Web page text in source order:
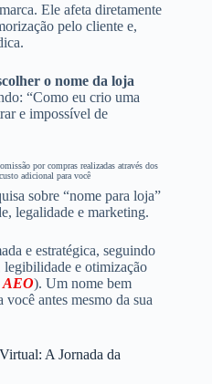
Ele afeta diretamente
pelo cliente e,
o nome da loja
“Como eu crio uma
e impossível de
por compras realizadas através dos
adicional para você
sobre “nome para loja”
legalidade e marketing.
e estratégica, seguindo
legibilidade e otimização
AEO). Um nome bem
você antes mesmo da sua
A Jornada da